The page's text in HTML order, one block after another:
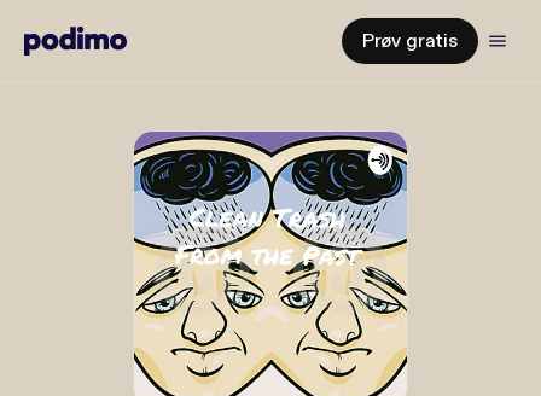
Prøv gratis